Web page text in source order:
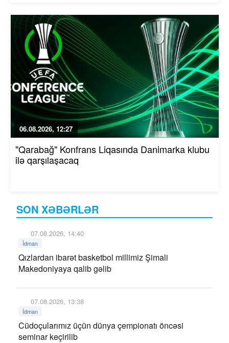
SON XƏBƏRLƏR
07.08.2026, 14:40
İdman
Qızlardan ibarət basketbol millimiz Şimali
Makedoniyaya qalib gəlib
07.08.2026, 13:38
İdman
Cüdoçularımız üçün dünya çempionatı öncəsi
seminar keçirilib
06.08.2026, 12:27
"Qarabağ" Konfrans Liqasında Danimarka klubu
ilə qarşılaşacaq